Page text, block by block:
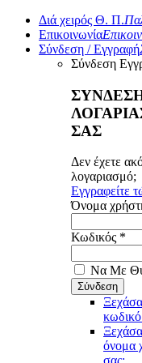
Διά χειρός Θ. Π.
Επικοινωνία
Σύνδεση / Εγγραφή
Σύνδεση
ΣΑΣ
Δεν έχετε
λογαριασμό;
Εγγραφείτε
Όνομα
Κωδικός *
Να Με
όνομα